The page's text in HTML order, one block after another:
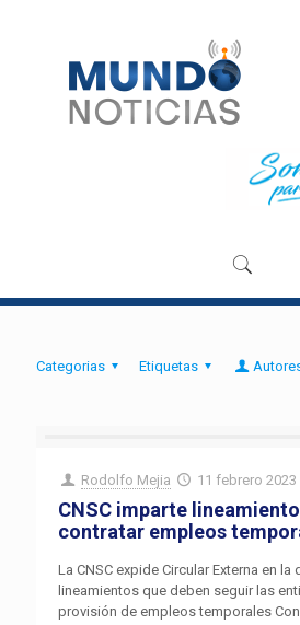
Categorias Etiquetas
Rodolfo Mejia 11 febrero 2023
CNSC imparte
contratar empleos
La CNSC expide Circular Externa en
lineamientos que deben seguir las
provisión de empleos temporales